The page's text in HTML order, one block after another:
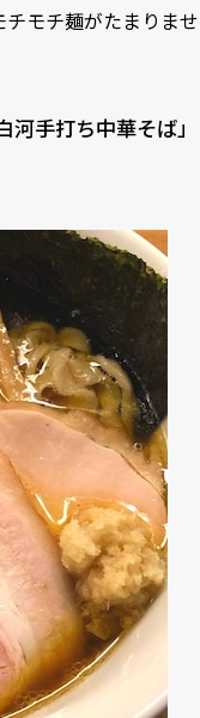
モチ麺がたまりませ
手打ち中華そば」